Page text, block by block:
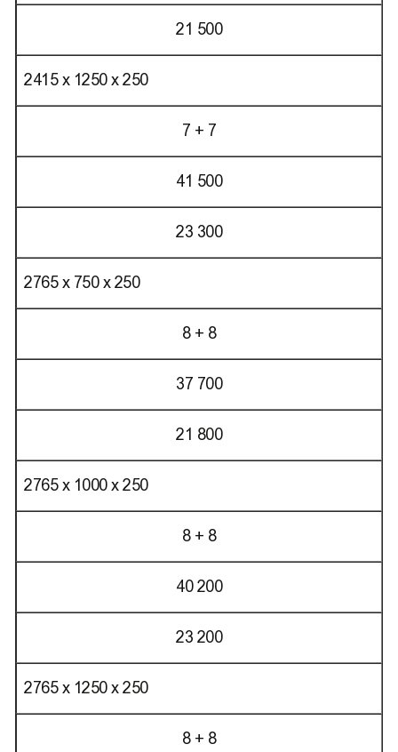
21 500
2415 х 1250 х 250
7 + 7
41 500
23 300
2765 х 750 х 250
8 + 8
37 700
21 800
2765 х 1000 х 250
8 + 8
40 200
23 200
2765 х 1250 х 250
8 + 8